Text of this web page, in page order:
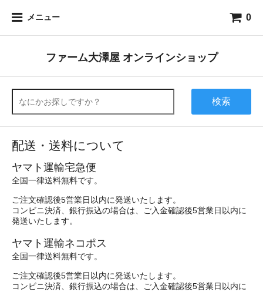
メニュー 0
ファーム大澤屋 オンラインショップ
検索
配送・送料について
ヤマト運輸宅急便
全国一律送料無料です。
ご注文確認後5営業日以内に発送いたします。
コンビニ決済、銀行振込の場合は、ご入金確認後5営業日以内に
発送いたします。
ヤマト運輸ネコポス
全国一律送料無料です。
ご注文確認後5営業日以内に発送いたします。
コンビニ決済、銀行振込の場合は、ご入金確認後5営業日以内に